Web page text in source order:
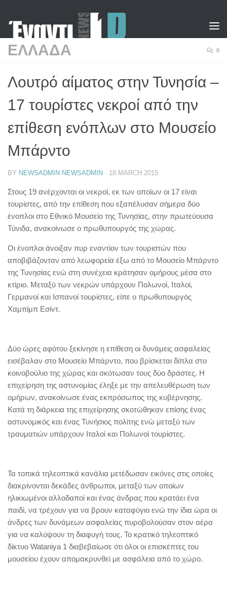
ΕΛΛΑΔΑ 0
Λουτρό αίματος στην Τυνησία –
17 τουρίστες νεκροί από την
επίθεση ενόπλων στο Μουσείο
Μπάρντο
BY NEWSADMIN NEWSADMIN · 18 MARCH 2015
Στους 19 ανέρχονται οι νεκροί, εκ των οποίων οι 17 είναι
τουρίστες, από την επίθεση που εξαπέλυσαν σήμερα δύο
ένοπλοι στο Εθνικό Μουσείο της Τυνησίας, στην πρωτεύουσα
Τύνιδα, ανακοίνωσε ο πρωθυπουργός της χώρας.
Οι ένοπλοι άνοιξαν πυρ εναντίον των τουριστών που
αποβιβάζονταν από λεωφορεία έξω από το Μουσείο Μπάρντο
της Τυνησίας ενώ στη συνέχεια κράτησαν ομήρους μέσα στο
κτίριο. Μεταξύ των νεκρών υπάρχουν Πολωνοί, Ιταλοί,
Γερμανοί και Ισπανοί τουρίστες, είπε ο πρωθυπουργός
Χαμπίμπ Εσίντ.
Δύο ώρες αφότου ξεκίνησε η επίθεση οι δυνάμεις ασφαλείας
εισέβαλαν στο Μουσείο Μπάρντο, που βρίσκεται δίπλα στο
κοινοβούλιο της χώρας και σκότωσαν τους δύο δράστες. Η
επιχείρηση της αστυνομίας έληξε με την απελευθέρωση των
ομήρων, ανακοίνωσε ένας εκπρόσωπος της κυβέρνησης.
Κατά τη διάρκεια της επιχείρησης σκοτώθηκαν επίσης ένας
αστυνομικός και ένας Τυνήσιος πολίτης ενώ μεταξύ των
τραυματιών υπάρχουν Ιταλοί και Πολωνοί τουρίστες.
Τα τοπικά τηλεοπτικά κανάλια μετέδωσαν εικόνες στις οποίες
διακρίνονται δεκάδες άνθρωποι, μεταξύ των οποίων
ηλικιωμένοι αλλοδαποί και ένας άνδρας που κρατάει ένα
παιδί, να τρέχουν για να βρουν καταφύγιο ενώ την ίδια ώρα οι
άνδρες των δυνάμεων ασφαλείας πυροβολούσαν στον αέρα
για να καλύψουν τη διαφυγή τους. Το κρατικό τηλεοπτικό
δίκτυο Wataniya 1 διαβεβαίωσε ότι όλοι οι επισκέπτες του
μουσείου έχουν απομακρυνθεί με ασφάλεια από το χώρο.